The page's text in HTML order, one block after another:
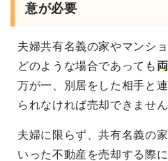
意が必要
夫婦共有名義の家やマンシ
どのような場合であっても
万が一、別居をした相手と
られなければ売却できません
夫婦に限らず、共有名義の
いった不動産を売却する際に